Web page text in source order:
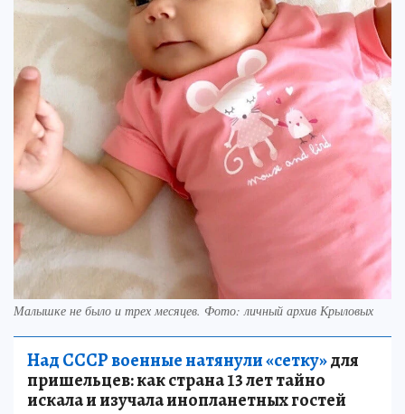
Малышке не было и трех месяцев. Фото: личный архив Крыловых
Над СССР военные натянули «сетку»для
пришельцев: как страна 13 лет тайно
искала и изучала инопланетных гостей